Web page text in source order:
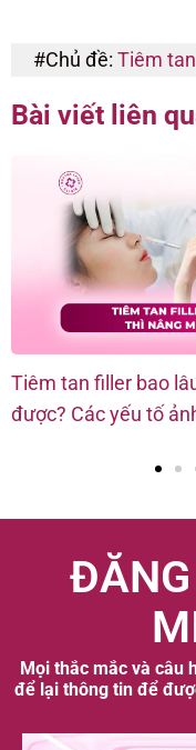
#Chủ đề: Tiêm
Bài viết liên
Tiêm tan filler bao
được? Các yếu tố
Mọi thắc mắc và câu
để lại thông tin để